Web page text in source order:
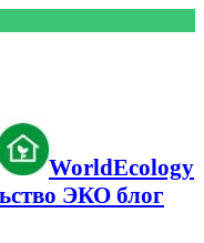
WorldEcology
ЭКО блог